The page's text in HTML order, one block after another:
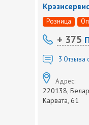
Розница
+ 375
3 Отзыва
Адрес:
220138,
Карвата, 61